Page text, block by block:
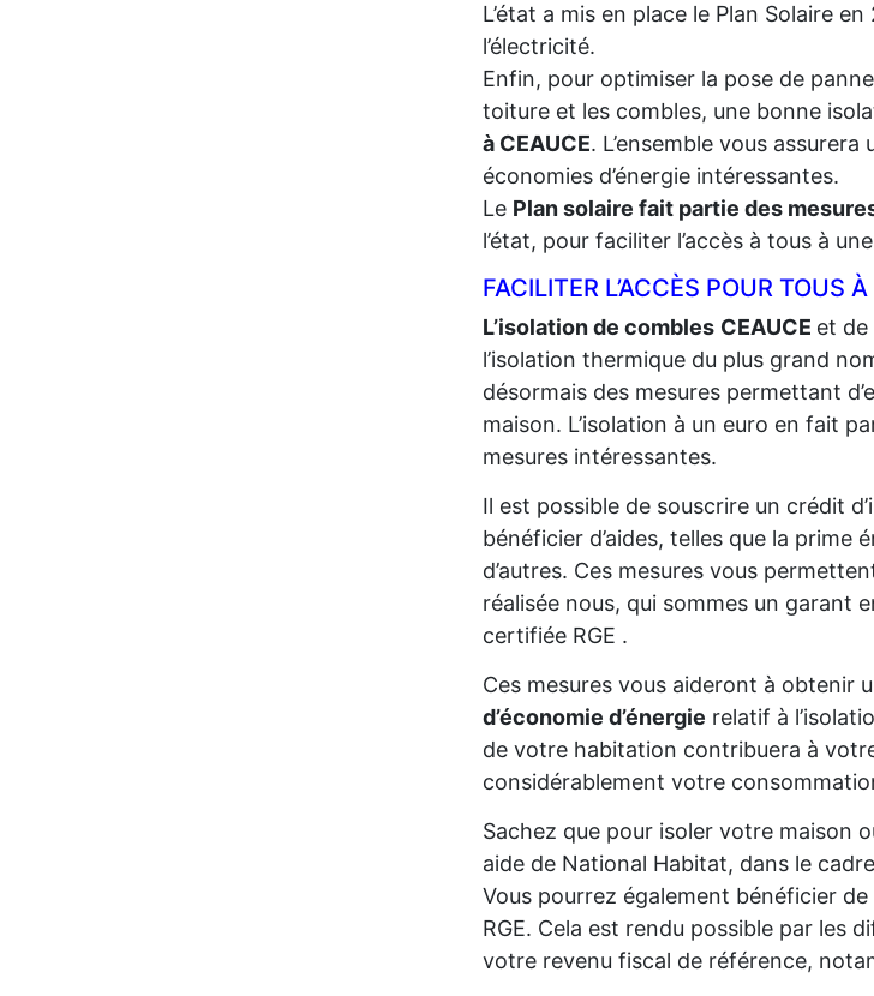
L’état a mis en place le Plan Solaire
l’électricité.
Enfin, pour optimiser la pose de
toiture et les combles, une bonne
à CEAUCE. L’ensemble vous
économies d’énergie intéressantes.
Le Plan solaire fait partie des
l’état, pour faciliter l’accès à tous à
FACILITER L’ACCÈS POUR TOUS
L’isolation de combles CEAUCE et de
l’isolation thermique du plus grand
désormais des mesures permettant
maison. L’isolation à un euro en fait
mesures intéressantes.
Il est possible de souscrire un crédit
bénéficier d’aides, telles que la prime
d’autres. Ces mesures vous
réalisée nous, qui sommes un garant
certifiée RGE .
Ces mesures vous aideront à obtenir
d’économie d’énergie relatif à
de votre habitation contribuera à
considérablement votre
Sachez que pour isoler votre maison
aide de National Habitat, dans le
Vous pourrez également bénéficier
RGE. Cela est rendu possible par les
votre revenu fiscal de référence,